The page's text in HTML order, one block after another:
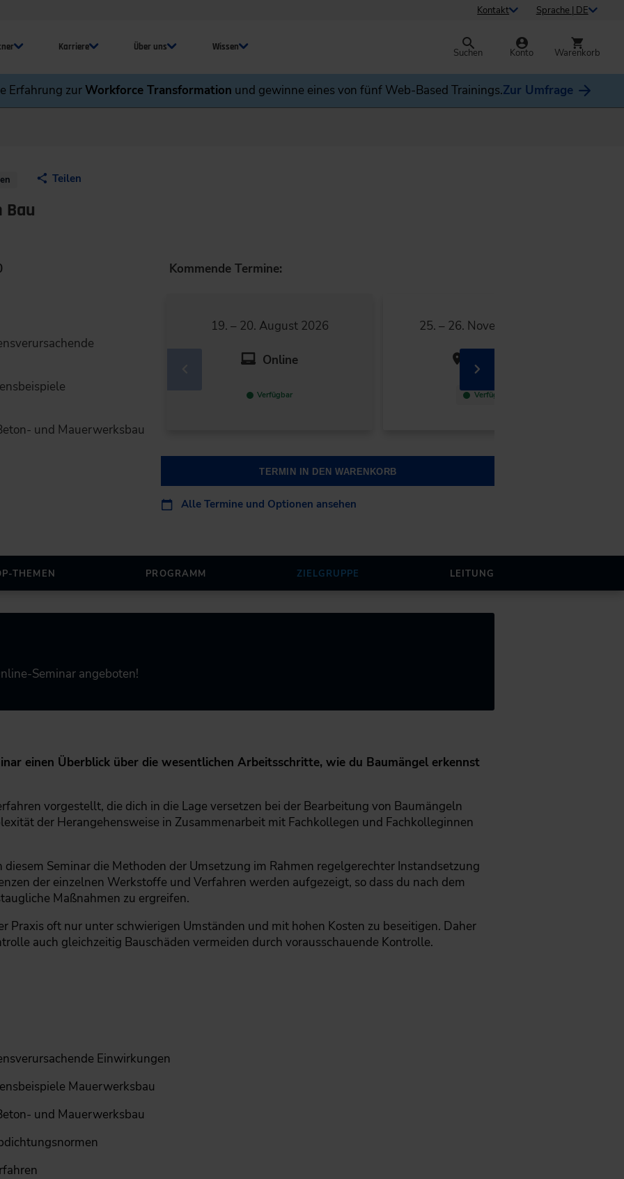
Kontakt Sprache | DE
Karriere Über uns Wissen Suchen Konto Warenkorb
Erfahrung zurWorkforce Transformation und gewinne eines von fünf Web-Based Trainings.Zur Umfrage
Teilen
Bau
und Mauerwerksbau
Kommende Termine:
19. – 20. August 2026
Online
Verfügbar
25. – 26. November 2026
Verfügbar
TERMIN IN DEN WARENKORB
Alle Termine und Optionen ansehen
THEMEN PROGRAMM ZIELGRUPPE LEITUNG
Seminar angeboten!
einen Überblick über die wesentlichen Arbeitsschritte, wie du Baumängel erkennst
vorgestellt, die dich in die Lage versetzen bei der Bearbeitung von Baumängeln
der Herangehensweise in Zusammenarbeit mit Fachkollegen und Fachkolleginnen
Seminar die Methoden der Umsetzung im Rahmen regelgerechter Instandsetzung
der einzelnen Werkstoffe und Verfahren werden aufgezeigt, so dass du nach dem
Maßnahmen zu ergreifen.
Praxis oft nur unter schwierigen Umständen und mit hohen Kosten zu beseitigen. Daher
auch gleichzeitig Bauschäden vermeiden durch vorausschauende Kontrolle.
Einwirkungen
Mauerwerksbau
und Mauerwerksbau